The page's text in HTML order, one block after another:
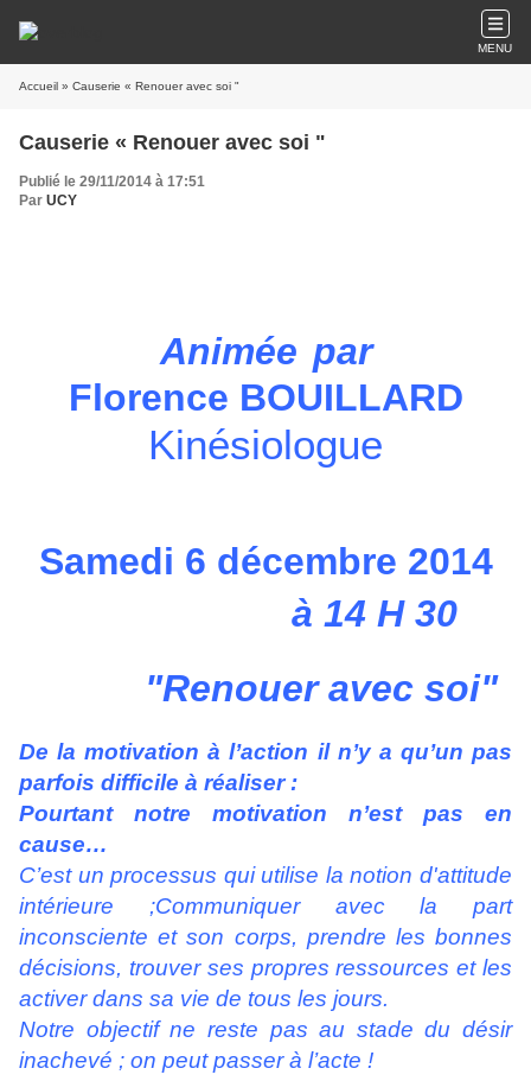
MENU
Accueil » Causerie « Renouer avec soi "
Causerie « Renouer avec soi "
Publié le 29/11/2014 à 17:51
Par UCY
Animée par
Florence BOUILLARD
Kinésiologue
Samedi 6 décembre 2014
à 14 H 30
"Renouer avec soi"
De la motivation à l’action il n’y a qu’un pas
parfois difficile à réaliser :
Pourtant notre motivation n’est pas en
cause…
C’est un processus qui utilise la notion d'attitude
intérieure ;Communiquer avec la part
inconsciente et son corps, prendre les bonnes
décisions, trouver ses propres ressources et les
activer dans sa vie de tous les jours.
Notre objectif ne reste pas au stade du désir
inachevé ; on peut passer à l’acte !